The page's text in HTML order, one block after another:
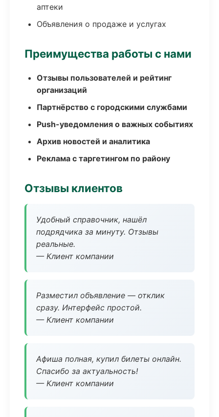
аптеки
Объявления о продаже и услугах
Преимущества работы с нами
Отзывы пользователей и рейтинг
организаций
Партнёрство с городскими службами
Push-уведомления о важных событиях
Архив новостей и аналитика
Реклама с таргетингом по району
Отзывы клиентов
Удобный справочник, нашёл
подрядчика за минуту. Отзывы
реальные.
— Клиент компании
Разместил объявление — отклик
сразу. Интерфейс простой.
— Клиент компании
Афиша полная, купил билеты онлайн.
Спасибо за актуальность!
— Клиент компании